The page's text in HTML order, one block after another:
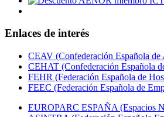
Enlaces de interés
CEAV (Confederación Española de
CEHAT (Confederación Española
FEHR (Federación Española de
FEEC (Federación Española de
EUROPARC ESPAÑA (Espacios